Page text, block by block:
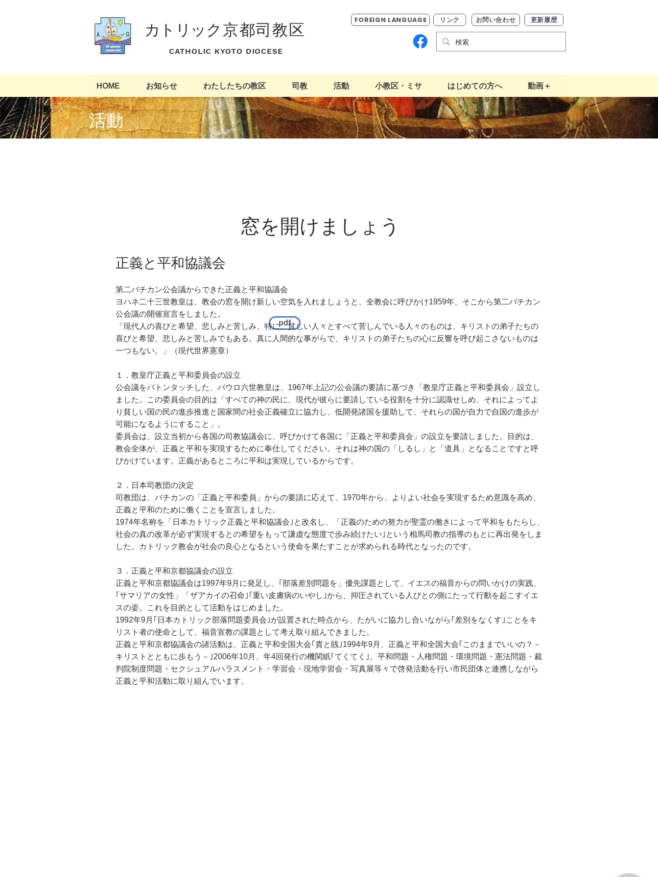
カトリッ ク京都司教区
​ CATHOLIC KYOTO DIOCESE
FOREIGN LANGUAGE リンク お問い合わせ 更新履歴
HOME お知らせ わたしたちの教区 司教 活動 小教区・ミサ はじめての方へ 動画＋
​活動
​窓を開けましょう
pdf
​正義と平和協議会
第二バチカン公会議からできた正義と平和協議会
ヨハネ二十三世教皇は、教会の窓を開け新しい空気を入れましょうと、全教会に呼びかけ1959年、そこから第二バチカン
公会議の開催宣言をしました。
「現代人の喜びと希望、悲しみと苦しみ、特に、貧しい人々とすべて苦しんでいる人々のものは、キリストの弟子たちの
喜びと希望、悲しみと苦しみでもある。真に人間的な事がらで、キリストの弟子たちの心に反響を呼び起こさないものは
一つもない。」（現代世界憲章）
１．教皇庁正義と平和委員会の設立
公会議をバトンタッチした、パウロ六世教皇は、1967年上記の公会議の要請に基づき「教皇庁正義と平和委員会」設立し
ました。この委員会の目的は「すべての神の民に、現代が彼らに要請している役割を十分に認識せしめ、それによってよ
り貧しい国の民の進歩推進と国家間の社会正義確立に協力し、低開発諸国を援助して、それらの国が自力で自国の進歩が
可能になるようにすること」。
委員会は、設立当初から各国の司教協議会に、呼びかけて各国に「正義と平和委員会」の設立を要請しました。目的は、
教会全体が、正義と平和を実現するために奉仕してください。それは神の国の「しるし」と「道具」となることですと呼
びかけています。正義があるところに平和は実現しているからです。
２．日本司教団の決定
司教団は、バチカンの「正義と平和委員」からの要請に応えて、1970年から、よりよい社会を実現するため意識を高め、
正義と平和のために働くことを宣言しました。
1974年名称を「日本カトリック正義と平和協議会｣と改名し、「正義のための努力が聖霊の働きによって平和をもたらし、
社会の真の改革が必ず実現するとの希望をもって謙虚な態度で歩み続けたい｣という相馬司教の指導のもとに再出発をしま
した。カトリック教会が社会の良心となるという使命を果たすことが求められる時代となったのです。
３．正義と平和京都協議会の設立
正義と平和京都協議会は1997年9月に発足し、｢部落差別問題を」優先課題として、イエスの福音からの問いかけの実践、
｢サマリアの女性」「ザアカイの召命｣｢重い皮膚病のいやし｣から、抑圧されている人びとの側にたって行動を起こすイエ
スの姿。これを目的として活動をはじめました。
1992年9月｢日本カトリック部落問題委員会｣が設置された時点から、たがいに協力し合いながら｢差別をなくす｣ことをキ
リスト者の使命として、福音宣教の課題として考え取り組んできました。
正義と平和京都協議会の諸活動は、正義と平和全国大会｢貴と賎｣1994年9月、正義と平和全国大会｢このままでいいの？－
キリストとともに歩もう－｣2006年10月、年4回発行の機関紙｢てくてく｣。平和問題・人権問題・環境問題・憲法問題・裁
判院制度問題・セクシュアルハラスメント・学習会・現地学習会・写真展等々で啓発活動を行い市民団体と連携しながら
正義と平和活動に取り組んでいます。